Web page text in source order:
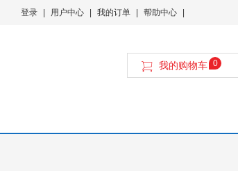
登录 用户中心 我的订单 帮助中心
0
我的购物车